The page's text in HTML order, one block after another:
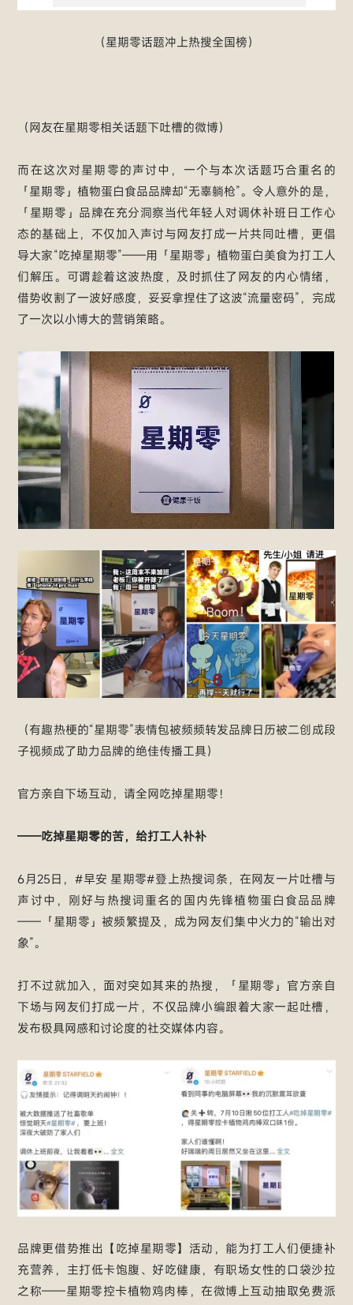
（星期零话题冲上热搜全国榜）
（网友在星期零相关话题下吐槽的微博）
而在这次对星期零的声讨中，一个与本次话题巧合重名的
「星期零」植物蛋白食品品牌却“无辜躺枪”。令人意外的是，
「星期零」品牌在充分洞察当代年轻人对调休补班日工作心
态的基础上，不仅加入声讨与网友打成一片共同吐槽，更倡
导大家“吃掉星期零”——用「星期零」植物蛋白美食为打工人
们解压。可谓趁着这波热度，及时抓住了网友的内心情绪，
借势收割了一波好感度，妥妥拿捏住了这波“流量密码”，完成
了一次以小博大的营销策略。
（有趣热梗的“星期零”表情包被频频转发品牌日历被二创成段
子视频成了助力品牌的绝佳传播工具）
官方亲自下场互动，请全网吃掉星期零！
——吃掉星期零的苦，给打工人补补
6月25日，#早安 星期零#登上热搜词条，在网友一片吐槽与
声讨中，刚好与热搜词重名的国内先锋植物蛋白食品品牌
——「星期零」被频繁提及，成为网友们集中火力的“输出对
象”。
打不过就加入，面对突如其来的热搜，「星期零」官方亲自
下场与网友们打成一片，不仅品牌小编跟着大家一起吐槽，
发布极具网感和讨论度的社交媒体内容。
品牌更借势推出【吃掉星期零】活动，能为打工人们便捷补
充营养，主打低卡饱腹、好吃健康，有职场女性的口袋沙拉
之称——星期零控卡植物鸡肉棒，在微博上互动抽取免费派